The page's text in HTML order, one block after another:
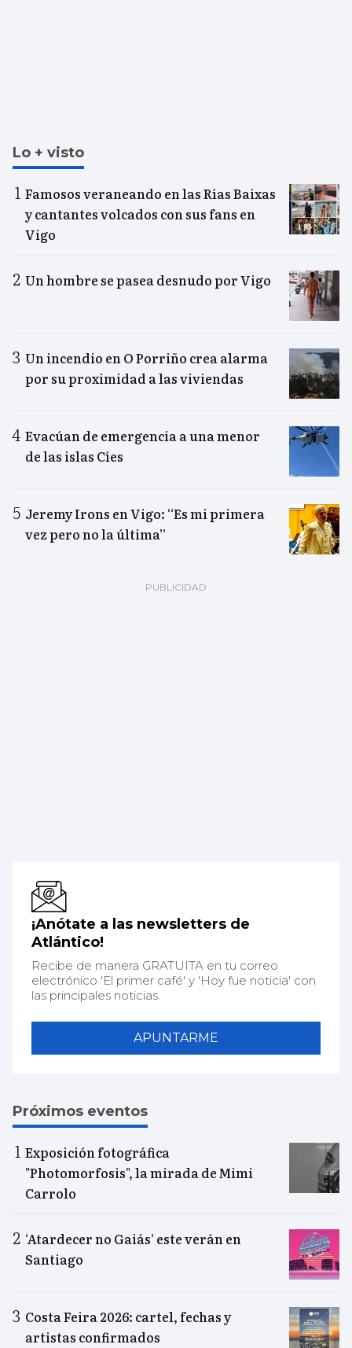
Lo + visto
Famosos veraneando en las Rías Baixas
y cantantes volcados con sus fans en
Vigo
Un hombre se pasea desnudo por Vigo
Un incendio en O Porriño crea alarma
por su proximidad a las viviendas
Evacúan de emergencia a una menor
de las islas Cíes
Jeremy Irons en Vigo: “Es mi primera
vez pero no la última”
¡Anótate a las newsletters de
Atlántico!
Recibe de manera GRATUITA en tu correo
electrónico 'El primer café' y 'Hoy fue noticia' con
las principales noticias.
APUNTARME
Próximos eventos
Exposición fotográfica
"Photomorfosis", la mirada de Mimi
Carrolo
‘Atardecer no Gaiás’ este verán en
Santiago
Costa Feira 2026: cartel, fechas y
artistas confirmados